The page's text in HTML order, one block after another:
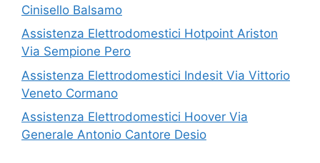
Cinisello Balsamo
Assistenza Elettrodomestici Hotpoint Ariston
Via Sempione Pero
Assistenza Elettrodomestici Indesit Via Vittorio
Veneto Cormano
Assistenza Elettrodomestici Hoover Via
Generale Antonio Cantore Desio